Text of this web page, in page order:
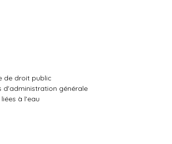
de droit public
d'administration générale
à l'eau